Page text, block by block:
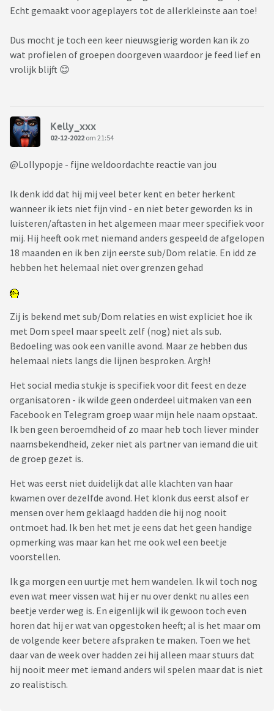
Echt gemaakt voor ageplayers tot de allerkleinste aan toe!
Dus mocht je toch een keer nieuwsgierig worden kan ik zo
wat profielen of groepen doorgeven waardoor je feed lief en
vrolijk blijft 😊
Kelly_xxx
02-12-2022 om 21:54
@Lollypopje - fijne weldoordachte reactie van jou
Ik denk idd dat hij mij veel beter kent en beter herkent
wanneer ik iets niet fijn vind - en niet beter geworden ks in
luisteren/aftasten in het algemeen maar meer specifiek voor
mij. Hij heeft ook met niemand anders gespeeld de afgelopen
18 maanden en ik ben zijn eerste sub/Dom relatie. En idd ze
hebben het helemaal niet over grenzen gehad
Zij is bekend met sub/Dom relaties en wist expliciet hoe ik
met Dom speel maar speelt zelf (nog) niet als sub.
Bedoeling was ook een vanille avond. Maar ze hebben dus
helemaal niets langs die lijnen besproken. Argh!
Het social media stukje is specifiek voor dit feest en deze
organisatoren - ik wilde geen onderdeel uitmaken van een
Facebook en Telegram groep waar mijn hele naam opstaat.
Ik ben geen beroemdheid of zo maar heb toch liever minder
naamsbekendheid, zeker niet als partner van iemand die uit
de groep gezet is.
Het was eerst niet duidelijk dat alle klachten van haar
kwamen over dezelfde avond. Het klonk dus eerst alsof er
mensen over hem geklaagd hadden die hij nog nooit
ontmoet had. Ik ben het met je eens dat het geen handige
opmerking was maar kan het me ook wel een beetje
voorstellen.
Ik ga morgen een uurtje met hem wandelen. Ik wil toch nog
even wat meer vissen wat hij er nu over denkt nu alles een
beetje verder weg is. En eigenlijk wil ik gewoon toch even
horen dat hij er wat van opgestoken heeft; al is het maar om
de volgende keer betere afspraken te maken. Toen we het
daar van de week over hadden zei hij alleen maar stuurs dat
hij nooit meer met iemand anders wil spelen maar dat is niet
zo realistisch.